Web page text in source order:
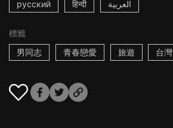
русский हिन्दी العربية
標籤
男同志
青春戀愛 旅遊 台灣